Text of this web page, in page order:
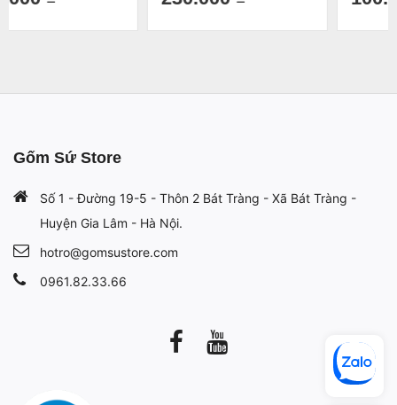
Decor Dễ Thương Cốc Uống
Gốm Sứ Store
Số 1 - Đường 19-5 - Thôn 2 Bát Tràng - Xã Bát Tràng -
Huyện Gia Lâm - Hà Nội.
hotro@gomsustore.com
0961.82.33.66